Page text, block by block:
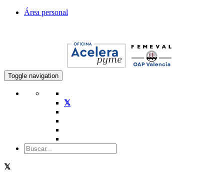
Área personal
Toggle navigation